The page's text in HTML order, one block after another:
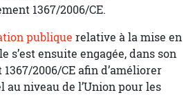
1367/2006/CE.
publique relative à la mise en
ensuite engagée, dans son
2006/CE afin d’améliorer
niveau de l’Union pour les